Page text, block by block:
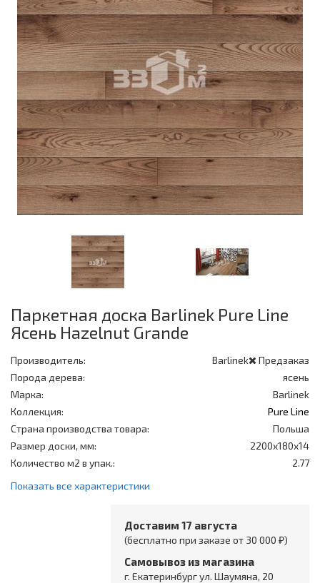
Паркетная доска Barlinek Pure Line
Ясень Hazelnut Grande
Предзаказ
Производитель:
Barlinek
Порода дерева:
ясень
Марка:
Barlinek
Коллекция:
Pure Line
Страна производства товара:
Польша
Размер доски, мм:
2200x180x14
Количество м2 в упак.:
2.77
Показать все характеристики
Доставим 17 августа
(бесплатно при заказе от 30 000 ₽)
Самовывоз из магазина
г. Екатеринбург ул. Шаумяна, 20